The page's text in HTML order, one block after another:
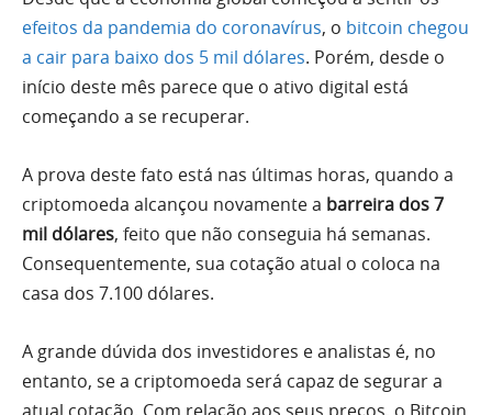
efeitos da pandemia do coronavírus, o bitcoin chegou
a cair para baixo dos 5 mil dólares. Porém, desde o
início deste mês parece que o ativo digital está
começando a se recuperar.
A prova deste fato está nas últimas horas, quando a
criptomoeda alcançou novamente a barreira dos 7
mil dólares, feito que não conseguia há semanas.
Consequentemente, sua cotação atual o coloca na
casa dos 7.100 dólares.
A grande dúvida dos investidores e analistas é, no
entanto, se a criptomoeda será capaz de segurar a